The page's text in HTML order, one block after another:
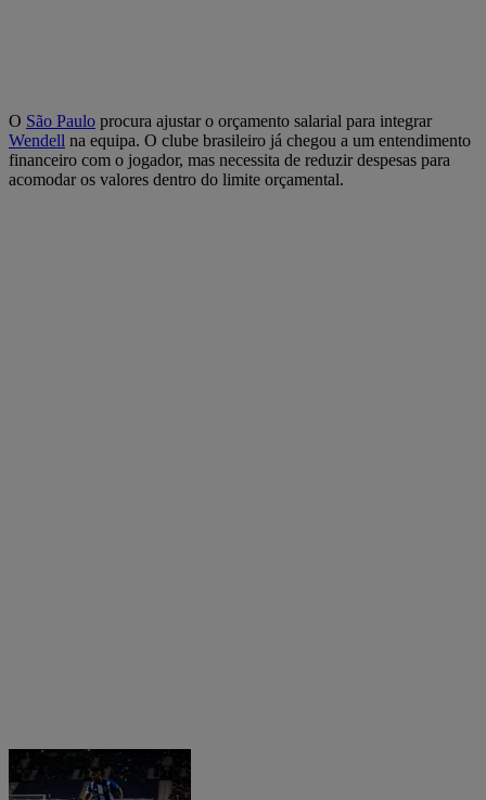
O São Paulo procura ajustar o orçamento salarial para integrar
Wendell na equipa. O clube brasileiro já chegou a um entendimento
financeiro com o jogador, mas necessita de reduzir despesas para
acomodar os valores dentro do limite orçamental.